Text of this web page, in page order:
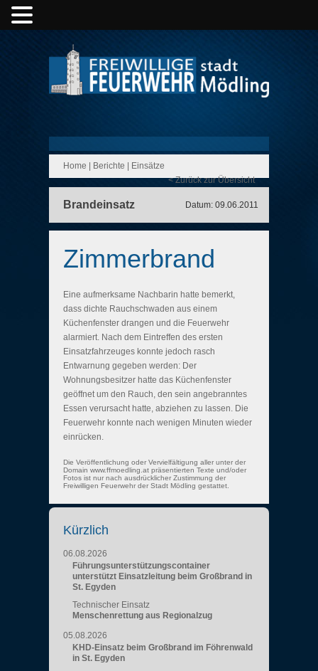
Home Berichte
Einsätze
< Zurück zur Übersicht
Brandeinsatz Datum: 09.06.2011
Zimmerbrand
Eine aufmerksame Nachbarin hatte bemerkt,
dass dichte Rauchschwaden aus einem
Küchenfenster drangen und die Feuerwehr
alarmiert. Nach dem Eintreffen des ersten
Einsatzfahrzeuges konnte jedoch rasch
Entwarnung gegeben werden: Der
Wohnungsbesitzer hatte das Küchenfenster
geöffnet um den Rauch, den sein angebranntes
Essen verursacht hatte, abziehen zu lassen. Die
Feuerwehr konnte nach wenigen Minuten wieder
einrücken.
Die Veröffentlichung oder Vervielfältigung aller unter der
Domain www.ffmoedling.at präsentierten Texte und/oder
Fotos ist nur nach ausdrücklicher Zustimmung der
Freiwilligen Feuerwehr der Stadt Mödling gestattet.
Kürzlich
06.08.2026
Führungsunterstützungscontainer
unterstützt Einsatzleitung beim Großbrand in
St. Egyden
Technischer Einsatz
Menschenrettung aus Regionalzug
05.08.2026
KHD-Einsatz beim Großbrand im Föhrenwald
in St. Egyden